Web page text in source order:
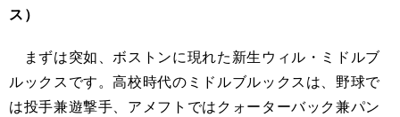
ス）
まずは突如、ボストンに現れた新生ウィル・ミドルブ
ルックスです。高校時代のミドルブルックスは、野球で
は投手兼遊撃手、アメフトではクォーターバック兼パン